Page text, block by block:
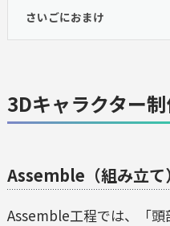
さいごにおまけ
3Dキャラクター
Assemble（組み立て）
Assemble工程では、「